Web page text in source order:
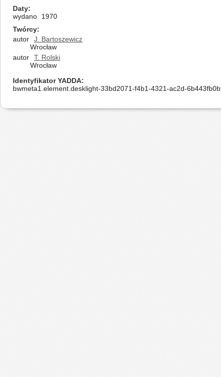
Daty
wydano
1970
Twórcy
autor
J. Bartoszewicz
Wrocław
autor
T. Rolski
Wrocław
Identyfikator YADDA
bwmeta1.element.desklight-33bd2071-f4b1-4321-ac2d-